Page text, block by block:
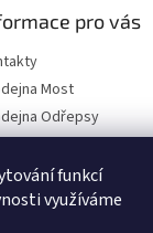
funkcí
využíváme
pro vás
Most
Odřepsy